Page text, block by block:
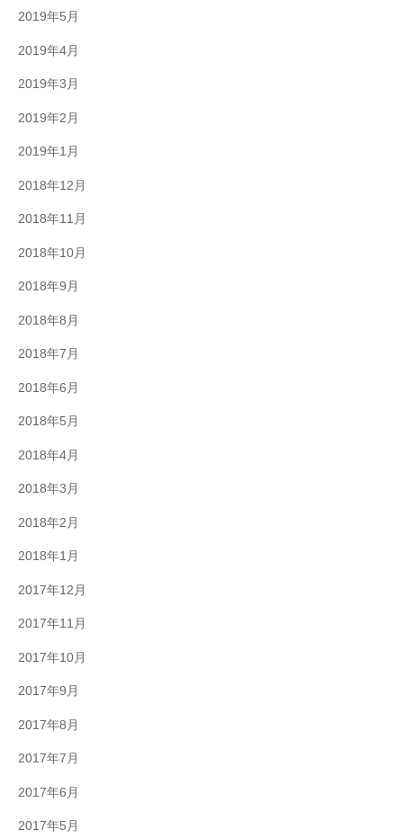
2019年5月
2019年4月
2019年3月
2019年2月
2019年1月
2018年12月
2018年11月
2018年10月
2018年9月
2018年8月
2018年7月
2018年6月
2018年5月
2018年4月
2018年3月
2018年2月
2018年1月
2017年12月
2017年11月
2017年10月
2017年9月
2017年8月
2017年7月
2017年6月
2017年5月